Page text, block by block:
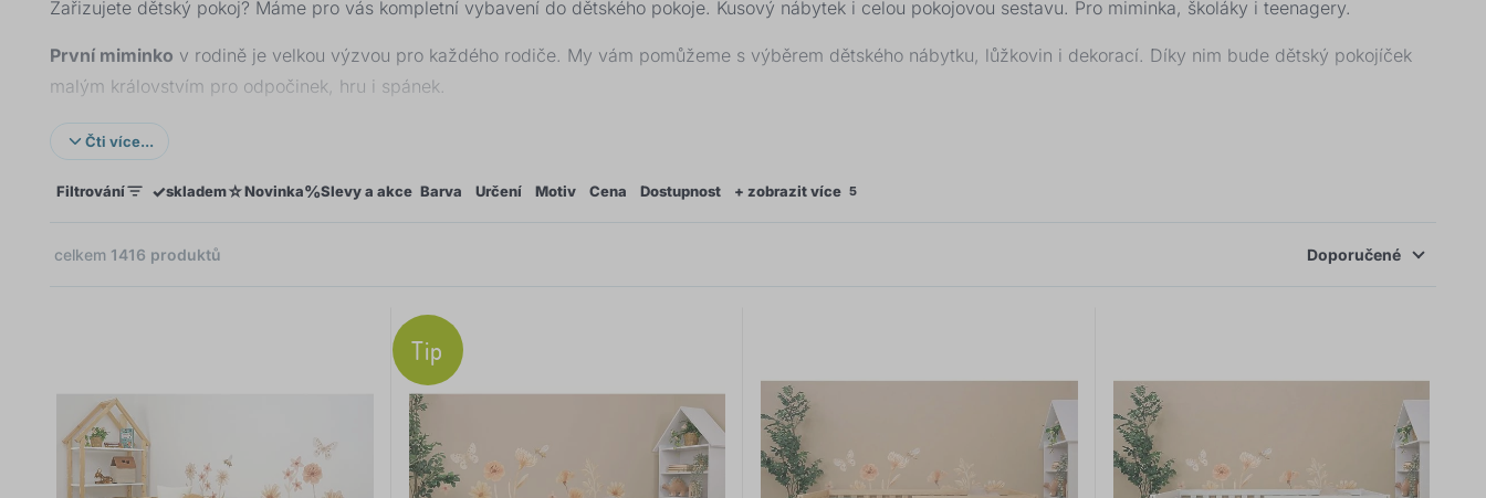
Zařizujete dětský pokoj? Máme pro vás kompletní vybavení do dětského pokoje. Kusový nábytek i celou pokojovou sestavu. Pro miminka, školáky i teenagery.
První miminko v rodině je velkou výzvou pro každého rodiče. My vám pomůžeme s výběrem dětského nábytku, lůžkovin i dekorací. Díky nim bude dětský pokojíček
malým královstvím pro odpočinek, hru i spánek.
Přestožestarší děti
Přišel čas udělat si radost novým kusem
nás najdete také nadčasový nábytek, kterým nepohrdne ani teenager.
Ať už sháníte doplněk do dětského pokoje nebo celou
ještě v dětském pokoji zbylo.
Čti více...
Filtrování ✓skladem☆Novinka%Slevy a akce Barva Určení Motiv Cena Dostupnost + zobrazit více 5
celkem 1416 produktů
Doporučené
Tip